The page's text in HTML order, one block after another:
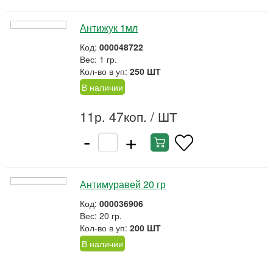
Антижук 1мл
Код: 000048722
Вес: 1 гр.
Кол-во в уп: 250 ШТ
В наличии
11р. 47коп. / ШТ
- +
Антимуравей 20 гр
Код: 000036906
Вес: 20 гр.
Кол-во в уп: 200 ШТ
В наличии